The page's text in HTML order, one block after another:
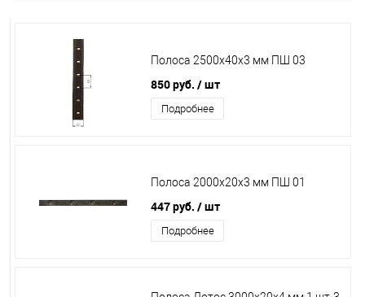
Полоса 2500х40х3 мм ПШ 03
850 руб. / шт
Подробнее
Полоса 2000х20х3 мм ПШ 01
447 руб. / шт
Подробнее